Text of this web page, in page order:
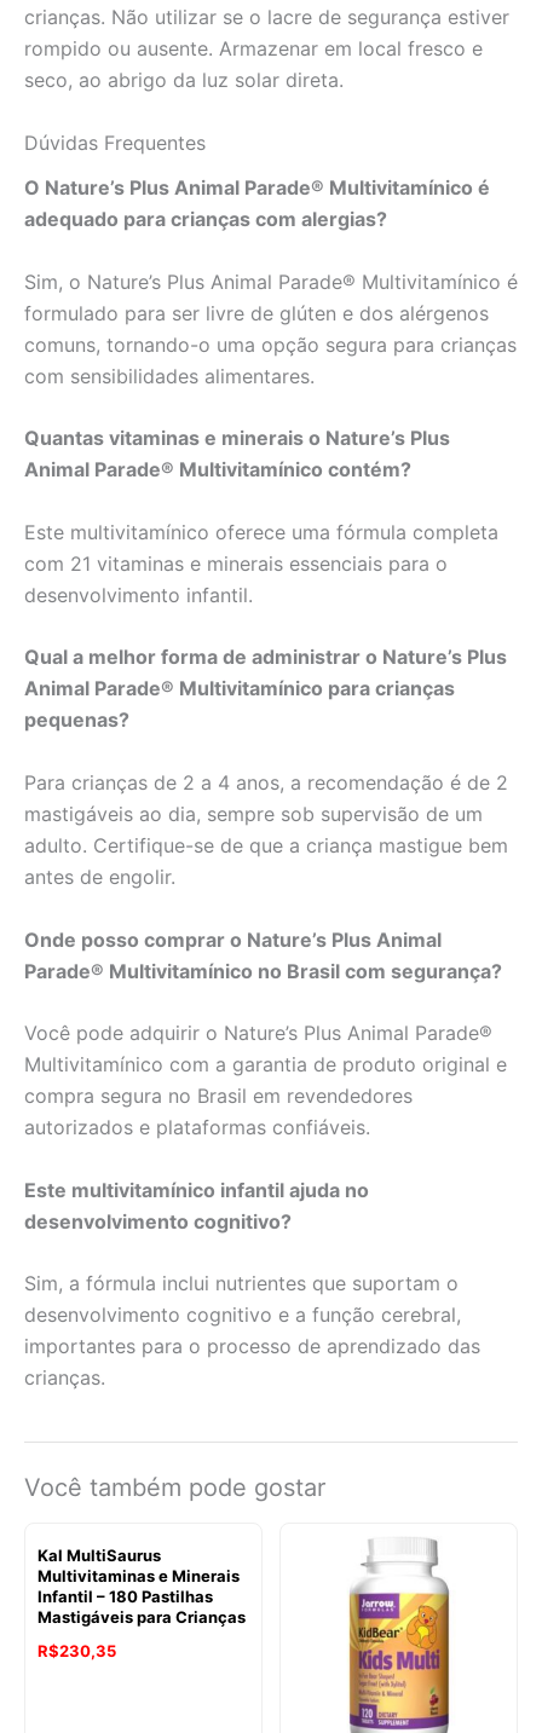
crianças. Não utilizar se o lacre de segurança estiver
rompido ou ausente. Armazenar em local fresco e
seco, ao abrigo da luz solar direta.
Dúvidas Frequentes
O Nature’s Plus Animal Parade® Multivitamínico é
adequado para crianças com alergias?
Sim, o Nature’s Plus Animal Parade® Multivitamínico é
formulado para ser livre de glúten e dos alérgenos
comuns, tornando-o uma opção segura para crianças
com sensibilidades alimentares.
Quantas vitaminas e minerais o Nature’s Plus
Animal Parade® Multivitamínico contém?
Este multivitamínico oferece uma fórmula completa
com 21 vitaminas e minerais essenciais para o
desenvolvimento infantil.
Qual a melhor forma de administrar o Nature’s Plus
Animal Parade® Multivitamínico para crianças
pequenas?
Para crianças de 2 a 4 anos, a recomendação é de 2
mastigáveis ao dia, sempre sob supervisão de um
adulto. Certifique-se de que a criança mastigue bem
antes de engolir.
Onde posso comprar o Nature’s Plus Animal
Parade® Multivitamínico no Brasil com segurança?
Você pode adquirir o Nature’s Plus Animal Parade®
Multivitamínico com a garantia de produto original e
compra segura no Brasil em revendedores
autorizados e plataformas confiáveis.
Este multivitamínico infantil ajuda no
desenvolvimento cognitivo?
Sim, a fórmula inclui nutrientes que suportam o
desenvolvimento cognitivo e a função cerebral,
importantes para o processo de aprendizado das
crianças.
Você também pode gostar
Kal MultiSaurus
Multivitaminas e Minerais
Infantil – 180 Pastilhas
Mastigáveis para Crianças
R$230,35